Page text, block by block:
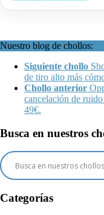
Nuestro blog de chollos:
Siguiente chollo
de tiro alto más
Chollo anterior
cancelación de
49€.
Busca en nuestros
Categorías